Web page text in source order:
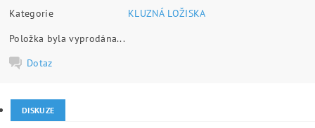
Kategorie
KLUZNÁ LOŽISKA
Položka byla vyprodána...
Dotaz
DISKUZE